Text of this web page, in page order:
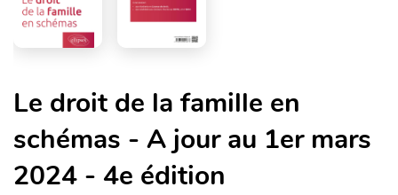
Le droit de la famille en
schémas - A jour au 1er mars
2024 - 4e édition